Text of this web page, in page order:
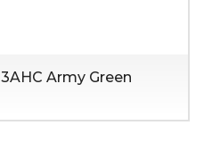
Army Green